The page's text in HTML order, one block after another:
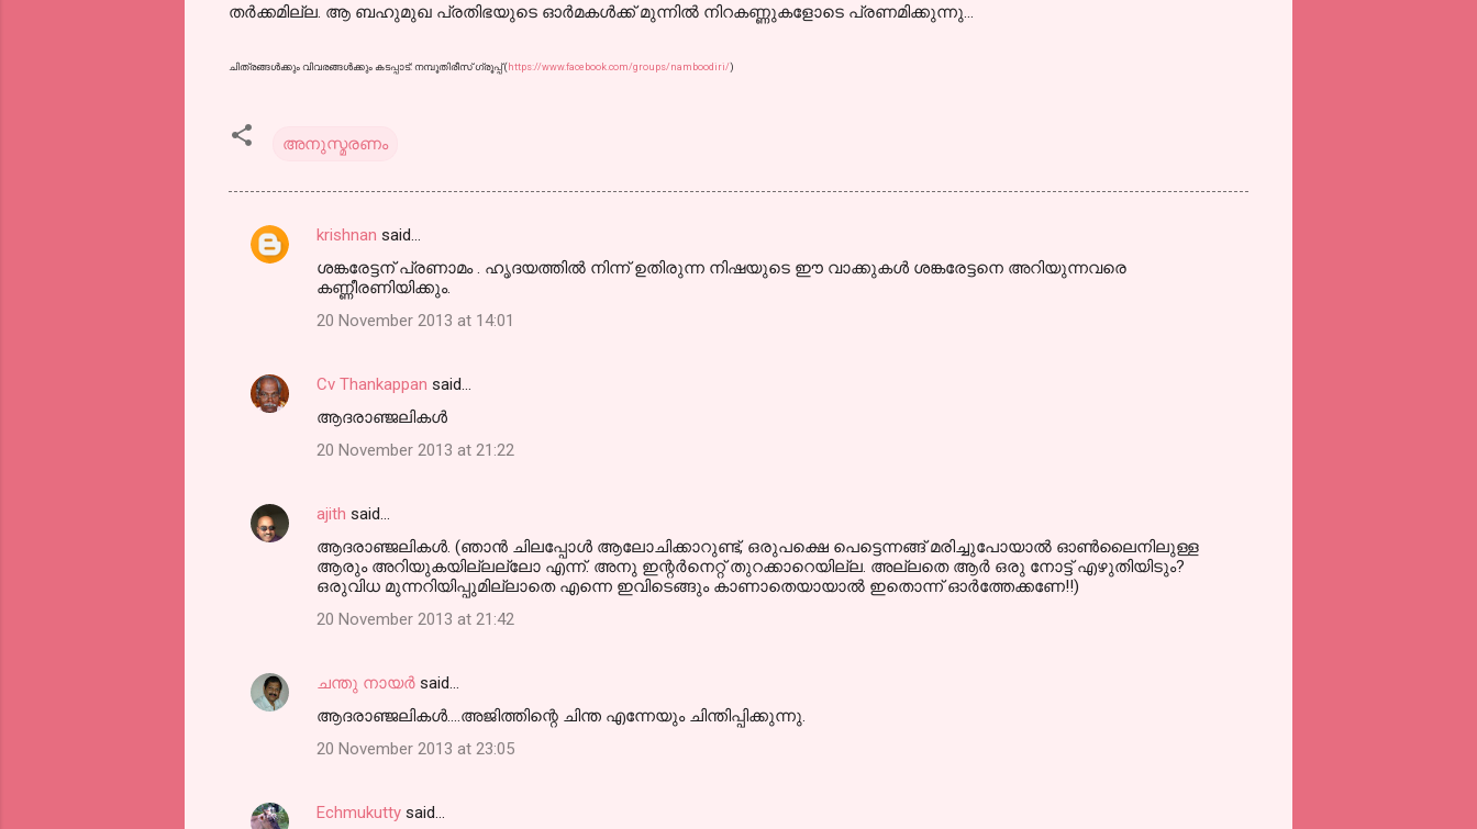
തര്‍ക്കമില്ല. ആ ബഹുമുഖ പ്രതിഭയുടെ ഓര്‍മകള്‍ക്ക് മുന്നില്‍ നിറകണ്ണുകളോടെ പ്രണമിക്കുന്നു...
ചിത്രങ്ങള്‍ക്കും വിവരങ്ങള്‍ക്കും കടപ്പാട്: നമ്പൂതിരീസ് ഗ്രൂപ്പ് (https://www.facebook.com/groups/namboodiri/)
അനുസ്മരണം
C
n
krishnan said…
ശങ്കരേട്ടന് പ്രണാമം . ഹൃദയത്തില്‍ നിന്ന് ഉതിരുന്ന നിഷയുടെ ഈ വാക്കുകള്‍ ശങ്കരേട്ടനെ അറിയുന്നവരെ
കണ്ണീരണിയിക്കും.
20 November 2013 at 14:01
Cv Thankappan said…
ആദരാഞ്ജലികള്‍
20 November 2013 at 21:22
ajith said…
ആദരാഞ്ജലികള്‍. (ഞാന്‍ ചിലപ്പോള്‍ ആലോചിക്കാറുണ്ട്, ഒരുപക്ഷെ പെട്ടെന്നങ്ങ് മരിച്ചുപോയാല്‍ ഓണ്‍ലൈനിലുള്ള
ആരും അറിയുകയില്ലല്ലോ എന്ന്. അനു ഇന്റര്‍നെറ്റ് തുറക്കാറെയില്ല. അല്ലതെ ആര്‍ ഒരു നോട്ട് എഴുതിയിടും?
ഒരുവിധ മുന്നറിയിപ്പുമില്ലാതെ എന്നെ ഇവിടെങ്ങും കാണാതെയായാല്‍ ഇതൊന്ന് ഓര്‍ത്തേക്കണേ!!)
20 November 2013 at 21:42
ചന്തു നായർ said…
ആദരാഞ്ജലികൾ....അജിത്തിന്റെ ചിന്ത എന്നേയും ചിന്തിപ്പിക്കുന്നു.
20 November 2013 at 23:05
Echmukutty said…